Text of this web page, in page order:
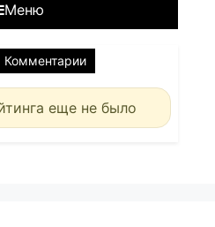
Меню
Комментарии
еще не было